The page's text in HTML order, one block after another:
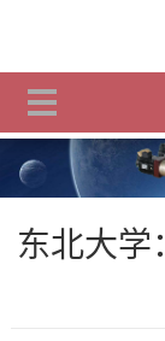
东北大学